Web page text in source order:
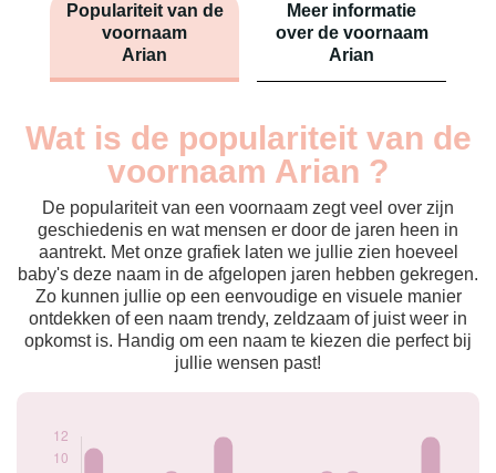
Populariteit van de
voornaam
Arian
Meer informatie
over de voornaam
Arian
Wat is de populariteit van de
voornaam Arian ?
De populariteit van een voornaam zegt veel over zijn
geschiedenis en wat mensen er door de jaren heen in
aantrekt. Met onze grafiek laten we jullie zien hoeveel
baby's deze naam in de afgelopen jaren hebben gekregen.
Zo kunnen jullie op een eenvoudige en visuele manier
ontdekken of een naam trendy, zeldzaam of juist weer in
opkomst is. Handig om een naam te kiezen die perfect bij
jullie wensen past!
Année
Nouveaux-
nés
2011
6
2012
5
2013
9
2014
6
2016
12
2017
6
2018
7